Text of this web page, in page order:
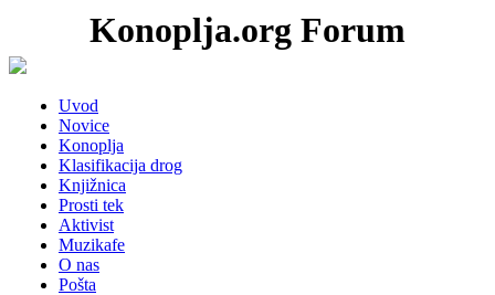
Konoplja.org Forum
Uvod
Novice
Konoplja
Klasifikacija drog
Knjižnica
Prosti tek
Aktivist
Muzikafe
O nas
Pošta